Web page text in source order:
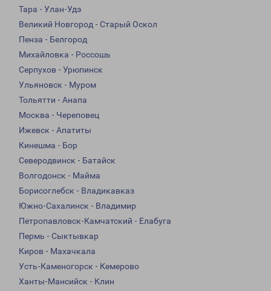
Тара - Улан-Удэ
Великий Новгород - Старый Оскол
Пенза - Белгород
Михайловка - Россошь
Серпухов - Урюпинск
Ульяновск - Муром
Тольятти - Анапа
Москва - Череповец
Ижевск - Апатиты
Кинешма - Бор
Северодвинск - Батайск
Волгодонск - Майма
Борисоглебск - Владикавказ
Южно-Сахалинск - Владимир
Петропавловск-Камчатский - Елабуга
Пермь - Сыктывкар
Киров - Махачкала
Усть-Каменогорск - Кемерово
Ханты-Мансийск - Клин